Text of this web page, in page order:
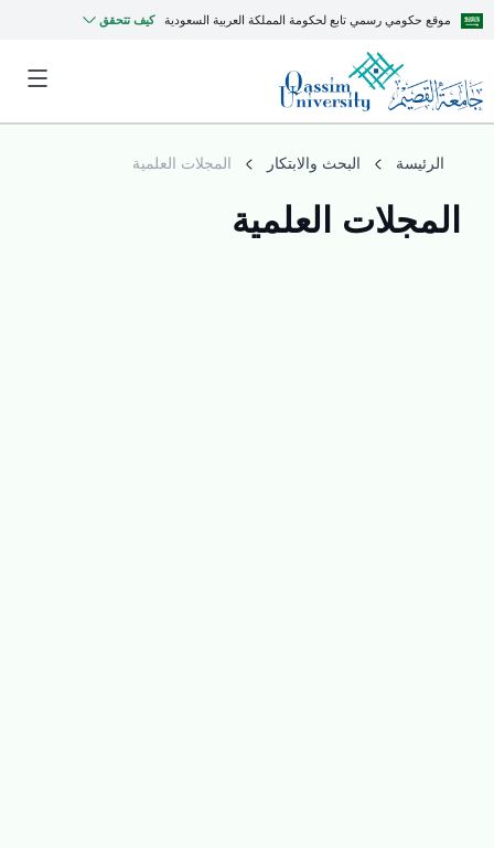
موقع حكومي رسمي تابع لحكومة المملكة العربية السعودية كيف تتحقق
الرئيسة البحث والابتكار المجلات العلمية
المجلات العلمية